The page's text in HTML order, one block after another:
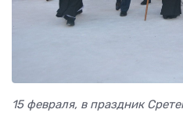
15 февраля, в праздник